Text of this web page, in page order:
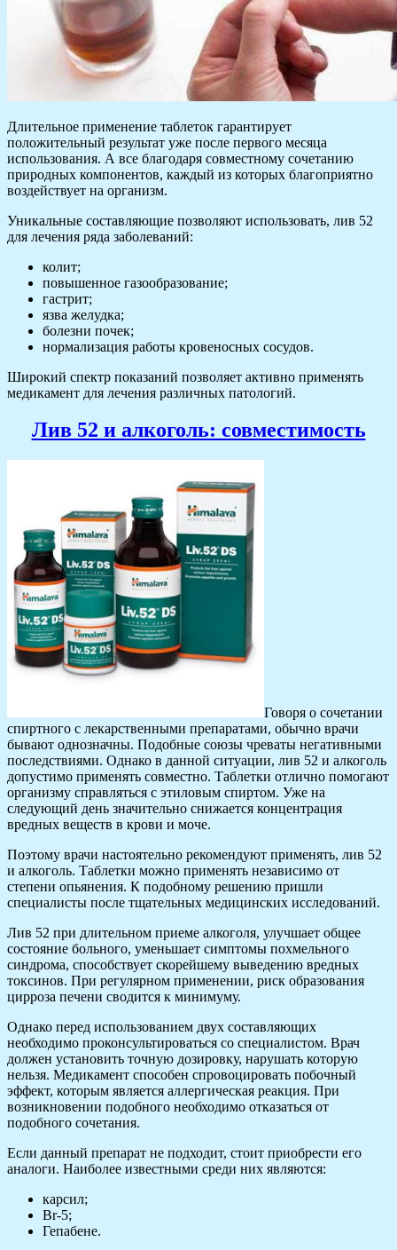
Длительное применение таблеток гарантирует
положительный результат уже после первого месяца
использования. А все благодаря совместному сочетанию
природных компонентов, каждый из которых благоприятно
воздействует на организм.
Уникальные составляющие позволяют использовать, лив 52
для лечения ряда заболеваний:
колит;
повышенное газообразование;
гастрит;
язва желудка;
болезни почек;
нормализация работы кровеносных сосудов.
Широкий спектр показаний позволяет активно применять
медикамент для лечения различных патологий.
Лив 52 и алкоголь: совместимость
Говоря о сочетании
спиртного с лекарственными препаратами, обычно врачи
бывают однозначны. Подобные союзы чреваты негативными
последствиями. Однако в данной ситуации, лив 52 и алкоголь
допустимо применять совместно. Таблетки отлично помогают
организму справляться с этиловым спиртом. Уже на
следующий день значительно снижается концентрация
вредных веществ в крови и моче.
Поэтому врачи настоятельно рекомендуют применять, лив 52
и алкоголь. Таблетки можно применять независимо от
степени опьянения. К подобному решению пришли
специалисты после тщательных медицинских исследований.
Лив 52 при длительном приеме алкоголя, улучшает общее
состояние больного, уменьшает симптомы похмельного
синдрома, способствует скорейшему выведению вредных
токсинов. При регулярном применении, риск образования
цирроза печени сводится к минимуму.
Однако перед использованием двух составляющих
необходимо проконсультироваться со специалистом. Врач
должен установить точную дозировку, нарушать которую
нельзя. Медикамент способен спровоцировать побочный
эффект, которым является аллергическая реакция. При
возникновении подобного необходимо отказаться от
подобного сочетания.
Если данный препарат не подходит, стоит приобрести его
аналоги. Наиболее известными среди них являются:
карсил;
Br-5;
Гепабене.